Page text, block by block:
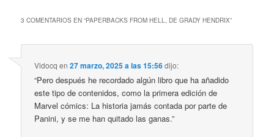
3 COMENTARIOS EN “PAPERBACKS FROM HELL, DE GRADY HENDRIX”
Vidocq en27 marzo, 2025 a las 15:56dijo:
“Pero después he recordado algún libro que ha añadido
este tipo de contenidos, como la primera edición de
Marvel cómics: La historia jamás contada por parte de
Panini, y se me han quitado las ganas.”